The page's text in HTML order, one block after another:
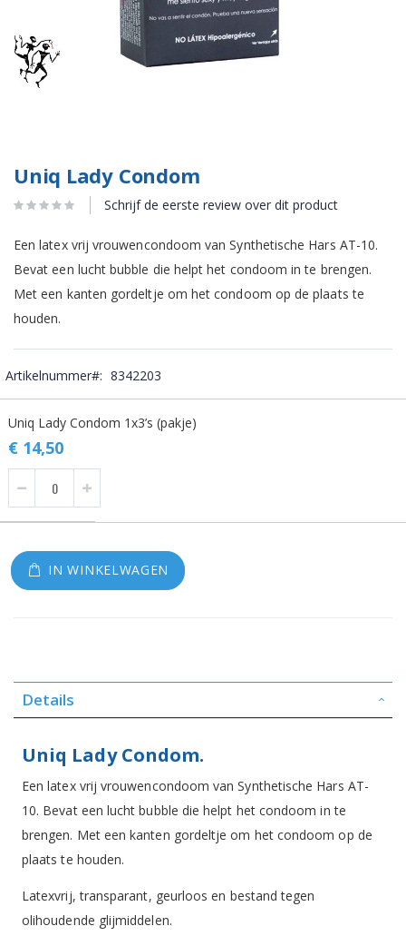
Uniq Lady Condom
Schrijf de eerste review over dit product
Een latex vrij vrouwencondoom van Synthetische Hars AT-10.
Bevat een lucht bubble die helpt het condoom in te brengen.
Met een kanten gordeltje om het condoom op de plaats te
houden.
Artikelnummer 8342203
productitems
Uniq Lady Condom 1x3’s (pakje)
€ 14,50
IN WINKELWAGEN
Details
Uniq Lady Condom.
Een latex vrij vrouwencondoom van Synthetische Hars AT-
10. Bevat een lucht bubble die helpt het condoom in te
brengen. Met een kanten gordeltje om het condoom op de
plaats te houden.
Latexvrij, transparant, geurloos en bestand tegen
olihoudende glijmiddelen.